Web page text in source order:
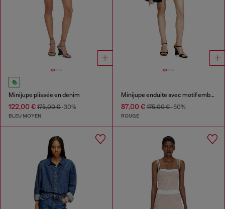
Minijupe plissée en denim
122,00 € 175,00 €-30%
BLEU MOYEN
Minijupe enduite avec motif embossé
87,00 €175,00 €-50%
ROUGE